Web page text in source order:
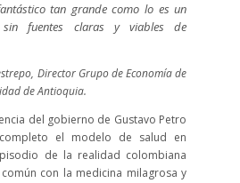
tan grande como lo es un
sin fuentes claras y viables de
Director Grupo de Economía de
de Antioquia.
del gobierno de Gustavo Petro
el modelo de salud en
de la realidad colombiana
con la medicina milagrosa y